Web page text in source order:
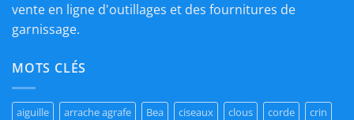
vente en ligne d'outillages et des fournitures de
garnissage.
MOTS CLÉS
aiguille arrache agrafe Bea ciseaux clous corde
crin